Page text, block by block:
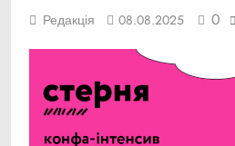
Редакція 08.08.2025 0